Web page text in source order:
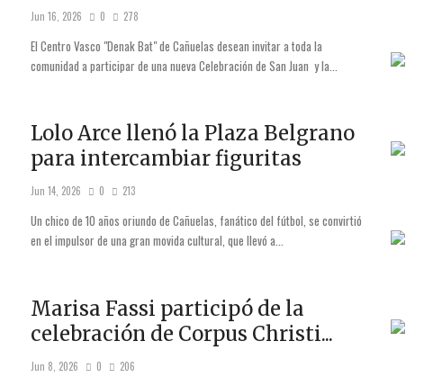
Jun 16, 2026 0 278
El Centro Vasco "Denak Bat" de Cañuelas desean invitar a toda la
comunidad a participar de una nueva Celebración de San Juan y la...
Lolo Arce llenó la Plaza Belgrano
para intercambiar figuritas
Jun 14, 2026 0 213
Un chico de 10 años oriundo de Cañuelas, fanático del fútbol, se convirtió
en el impulsor de una gran movida cultural, que llevó a...
Marisa Fassi participó de la
celebración de Corpus Christi...
Jun 8, 2026 0 206